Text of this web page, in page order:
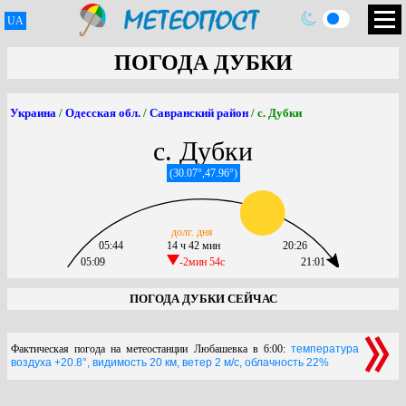
UA
ПОГОДА ДУБКИ
Украина / Одесская обл. / Савранский район / с. Дубки
с. Дубки
(30.07°,47.96°)
05:09
05:44
14 ч 42 мин
-2мин 54c
долг. дня
21:01
20:26
ПОГОДА ДУБКИ СЕЙЧАС
Фактическая погода на метеостанции Любашевка в 6:00: температура
воздуха +20.8°, видимость 20 км, ветер 2 м/с, облачность 22%